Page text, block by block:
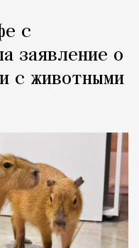
с
заявление о
с животными